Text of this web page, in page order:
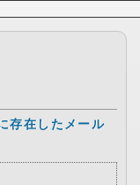
存在したメール